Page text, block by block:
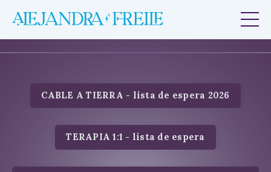
CABLE A TIERRA - lista de espera 2026
TERAPIA 1:1 - lista de espera